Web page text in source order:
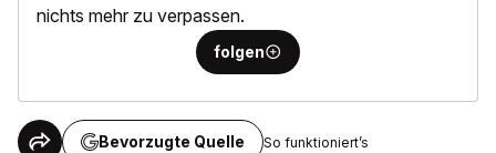
nichts mehr zu verpassen.
folgen
Bevorzugte Quelle So funktioniert’s